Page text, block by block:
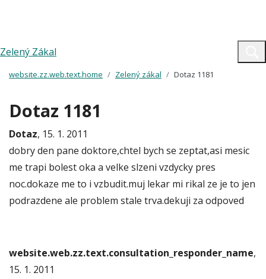
Zelený Zákal
website.zz.web.text.home Zelený zákal Dotaz 1181
Dotaz 1181
Dotaz, 15. 1. 2011
dobry den pane doktore,chtel bych se zeptat,asi mesic
me trapi bolest oka a velke slzeni vzdycky pres
noc.dokaze me to i vzbudit.muj lekar mi rikal ze je to jen
podrazdene ale problem stale trva.dekuji za odpoved
website.web.zz.text.consultation_responder_name,
15. 1. 2011